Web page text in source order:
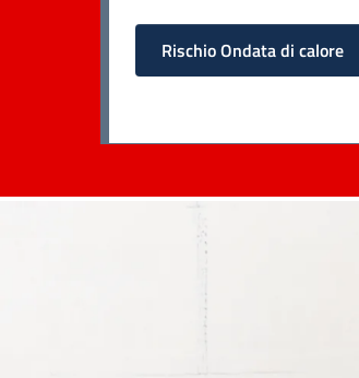
Rischio Ondata di calore